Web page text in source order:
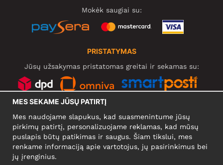
Mokėk saugiai su:
PRISTATYMAS
Jūsų užsakymas pristatomas greitai ir sekamas su:
KOMPANIJA
MES SEKAME JŪSŲ PATIRTĮ
Mes naudojame slapukus, kad suasmenintume jūsų
pirkimų patirtį, personalizuojame reklamas, kad mūsų
puslapis būtų patikimas ir saugus. Šiam tikslui, mes
renkame informaciją apie vartotojus, jų pasirinkimus bei
jų įrenginius.